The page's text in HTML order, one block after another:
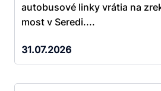
autobusové linky vrátia na
most v Seredi....
31.07.2026